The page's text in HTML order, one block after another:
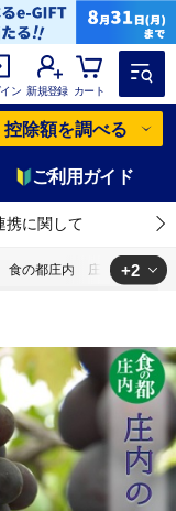
ン 新規登録 カート
控除額を調べる
ご利用ガイド
携に関して
食の都庄内 庄内のぶどう
食の都庄内 庄内のぶ
+2